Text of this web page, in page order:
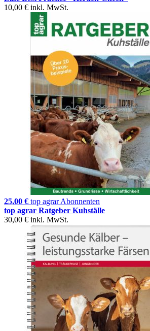
10,00 € inkl. MwSt.
25,00 € top agrar Abonnenten
top agrar Ratgeber Kuhställe
30,00 € inkl. MwSt.